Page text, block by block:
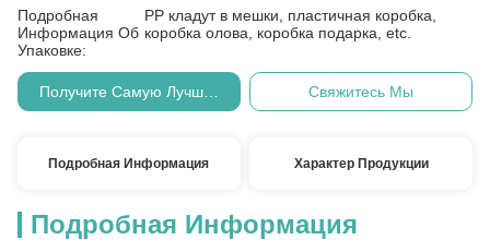
Подробная
Информация Об
Упаковке:
PP кладут в мешки, пластичная коробка,
коробка олова, коробка подарка, etc.
Получите Самую Лучшую Цену Свяжитесь Мы
Подробная Информация Характер Продукции
Подробная Информация